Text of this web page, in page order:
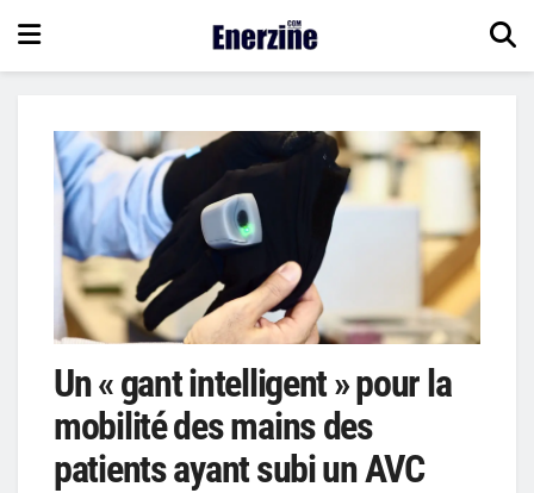
Un « gant intelligent » pour la
mobilité des mains des
patients ayant subi un AVC